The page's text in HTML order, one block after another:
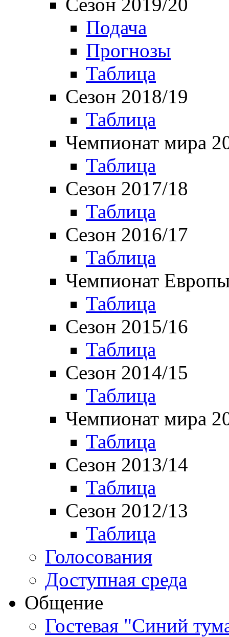
Подача
Прогнозы
Таблица
Сезон 2018/19
Таблица
Чемпионат мира
Таблица
Сезон 2017/18
Таблица
Сезон 2016/17
Таблица
Чемпионат
Таблица
Сезон 2015/16
Таблица
Сезон 2014/15
Таблица
Чемпионат мира
Таблица
Сезон 2013/14
Таблица
Сезон 2012/13
Таблица
Голосования
Доступная среда
Общение
Гостевая "Синий